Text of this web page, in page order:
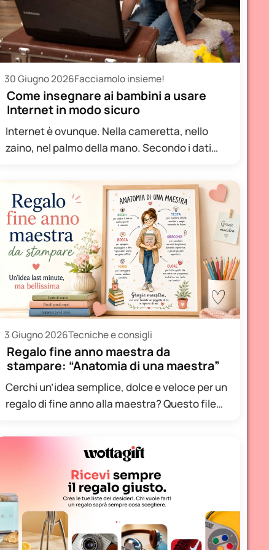
30 Giugno 2026Facciamolo insieme!
Come insegnare ai bambini a usare
Internet in modo sicuro
Internet è ovunque. Nella cameretta, nello
zaino, nel palmo della mano. Secondo i dati
3 Giugno 2026Tecniche e consigli
Regalo fine anno maestra da
stampare: “Anatomia di una maestra”
Cerchi un’idea semplice, dolce e veloce per un
regalo di fine anno alla maestra? Questo file